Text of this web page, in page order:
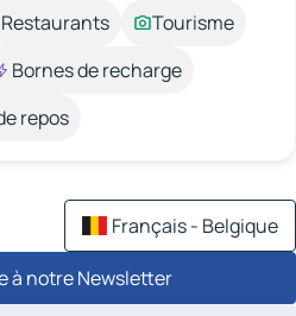
Restaurants
Tourisme
Bornes de recharge
repos
Français - Belgique
à notre Newsletter